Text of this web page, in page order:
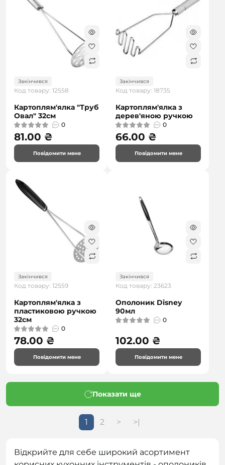
Закінчився
Код товару: 12558
Картоплям'ялка "Труб
Овал" 32см
0
81.00 ₴
Повідомити мене
Закінчився
Код товару: 18735
Картоплям'ялка з
дерев'яною ручкою
0
66.00 ₴
Повідомити мене
Закінчився
Код товару: 12559
Картоплям'ялка з
пластиковою ручкою
32см
0
78.00 ₴
Повідомити мене
Закінчився
Код товару: 23623
Ополоник Disney
90мл
0
102.00 ₴
Повідомити мене
Показати ще
1 2 > >|
Відкрийте для себе широкий асортимент